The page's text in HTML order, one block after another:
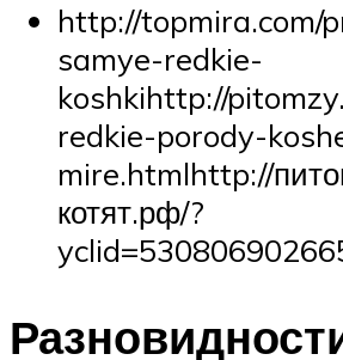
http://topmira.com/
samye-redkie-
koshkihttp://
redkie-porody-
mire.htmlhttp://
котят.рф/?